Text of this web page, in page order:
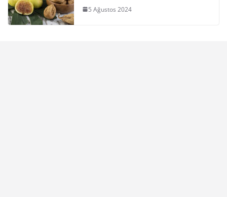
5 Ağustos 2024